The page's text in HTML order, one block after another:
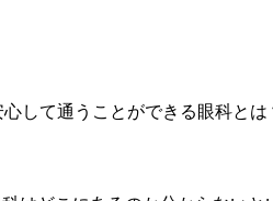
して通うことができる眼科とは